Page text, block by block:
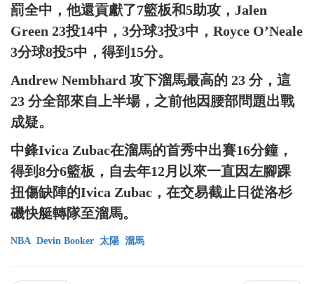
罰全中，他還貢獻了7籃板和5助攻，Jalen
Green 23投14中，3分球3投3中，Royce O’Neale
3分球8投5中，得到15分。
Andrew Nembhard 攻下溜馬最高的 23 分，這
23 分全部來自上半場，之前他因腰部問題出戰
成疑。
中鋒Ivica Zubac在溜馬的首秀中出賽16分鐘，
得到8分6籃板，自去年12月以來一直因左腳踝
扭傷缺陣的Ivica Zubac，在交易截止日從洛杉
磯快艇轉隊至溜馬。
NBA Devin Booker 太陽 溜馬